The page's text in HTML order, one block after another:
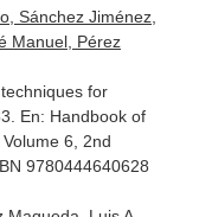
Sánchez Jiménez,
Manuel, Pérez
for
En: Handbook of
6, 2nd
9780444640628